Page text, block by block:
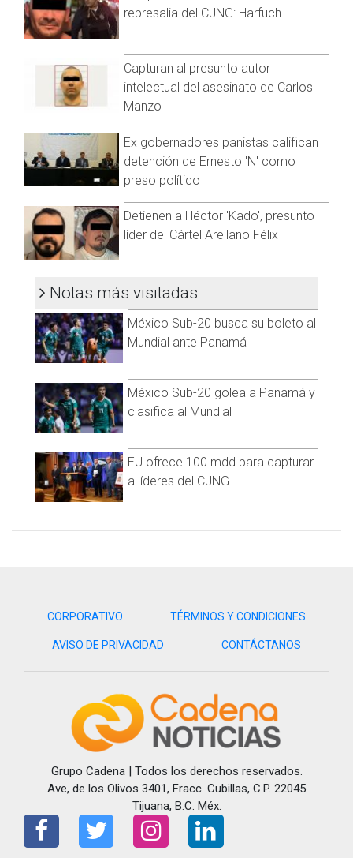
llegaron al municipio y reportaron que ya no había peligro.
Visita y accede a todo nuestro contenido |
www.cadenanoticias.com
| Twitter: @cadena_noticias
Facebook:@cadenanoticiasmx
| Instagram:
@cadenanoticiasmx | TikTok:@CadenaNoticias | Telegram:
https://t.me/GrupoCadenaResumen
represalia del CJNG: Harfuch
Capturan al presunto autor
intelectual del asesinato de Carlos
Manzo
Ex gobernadores panistas califican
detención de Ernesto 'N' como
preso político
Detienen a Héctor 'Kado', presunto
líder del Cártel Arellano Félix
Notas más visitadas
México Sub-20 busca su boleto al
Mundial ante Panamá
México Sub-20 golea a Panamá y
clasifica al Mundial
EU ofrece 100 mdd para capturar
a líderes del CJNG
CORPORATIVO TÉRMINOS Y CONDICIONES
AVISO DE PRIVACIDAD CONTÁCTANOS
Grupo Cadena | Todos los derechos reservados.
Ave, de los Olivos 3401, Fracc. Cubillas, C.P. 22045
Tijuana, B.C. Méx.